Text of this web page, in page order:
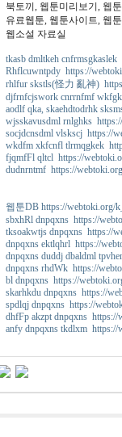
북토끼, 웹툰미리보기, 웹
유료웹툰, 웹툰사이트, 웹
웹소설 자료실
tkasb dmltkeh
Rhflcuwntpdy https://
rhlfur skstls(怪力 亂神)
djfrnfcjswork cnrrnfmf
aodlf qka, skaehdtodrhk
wjsskavusdml rnlghks
socjdcnsdml vlskscj https://
wkdfm xkfcnfl tlrmqgkek
fjqmfFl qltcl https://
dudnrntmf https://
웹툰DB https://webtoki.org/
sbxhRl dnpqxns https://
tksoakwtjs dnpqxns https://
dnpqxns ektlqhrl https://
dnpqxns duddj dbaldml
dnpqxns rhdWk https://
bl dnpqxns https://
skarhkdu dnpqxns https://
spdlqj dnpqxns https://
dhfFp akzpt dnpqxns https://
anfy dnpqxns tkdlxm https://
령
비